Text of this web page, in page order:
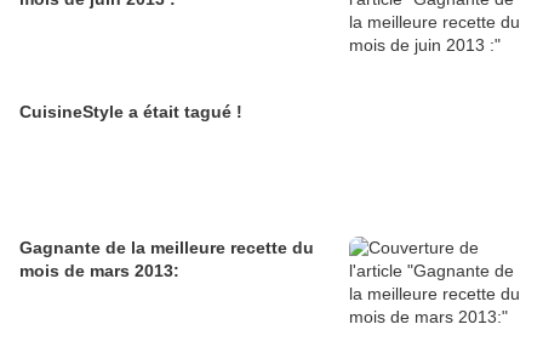
CuisineStyle a était tagué !
Gagnante de la meilleure recette du
mois de mars 2013: